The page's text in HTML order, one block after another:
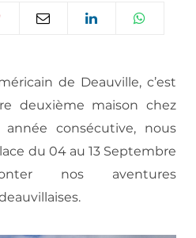
de Deauville, c’est
deuxième maison chez
consécutive, nous
du 04 au 13 Septembre
nos aventures